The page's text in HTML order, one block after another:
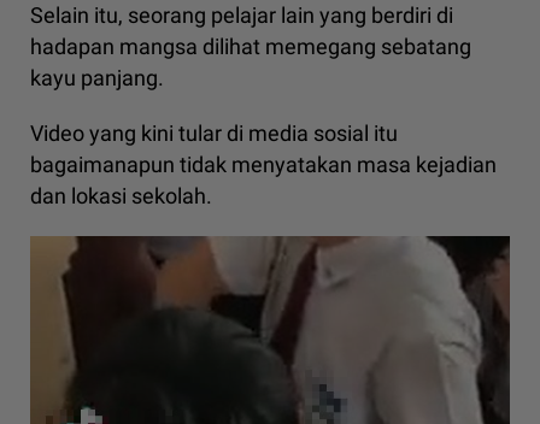
Selain itu, seorang pelajar lain yang berdiri di
hadapan mangsa dilihat memegang sebatang
kayu panjang.
Video yang kini tular di media sosial itu
bagaimanapun tidak menyatakan masa kejadian
dan lokasi sekolah.